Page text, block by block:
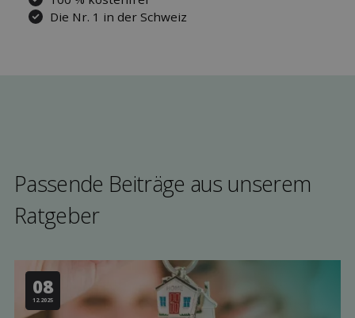
Die Nr. 1 in der Schweiz
Passende Beiträge aus unserem
Rat­geber
08
12.2025